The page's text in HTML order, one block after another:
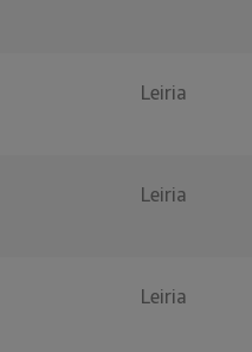
Leiria
Leiria
Leiria